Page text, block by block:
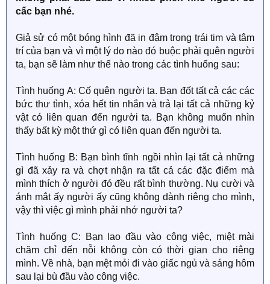
cấc bạn nhé.
Giả sử có một bóng hình đã in đậm trong trái tim và tâm
trí của bạn và vì một lý do nào đó buộc phải quên người
ta, bạn sẽ làm như thế nào trong các tình huống sau:
Tình huống A: Cố quên người ta. Bạn đốt tất cả các các
bức thư tình, xóa hết tin nhắn và trả lại tất cả những kỷ
vật có liên quan đến người ta. Bạn không muốn nhìn
thấy bất kỳ một thứ gì có liên quan đến người ta.
Tình huống B: Bạn bình tĩnh ngồi nhìn lại tất cả những
gì đã xảy ra và chợt nhận ra tất cả các đặc điểm mà
mình thích ở người đó đều rất bình thường. Nụ cười và
ánh mắt ấy người ấy cũng không dành riêng cho mình,
vậy thì việc gì mình phải nhớ người ta?
Tình huống C: Bạn lao đầu vào công việc, miệt mài
chăm chỉ đến nỗi không còn có thời gian cho riêng
mình. Về nhà, bạn mệt mỏi đi vào giấc ngủ và sáng hôm
sau lại bù đầu vào công việc.